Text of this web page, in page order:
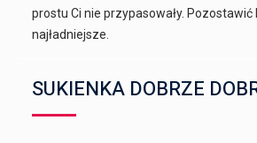
prostu Ci nie przypasowały.
najładniejsze.
SUKIENKA DOBRZE